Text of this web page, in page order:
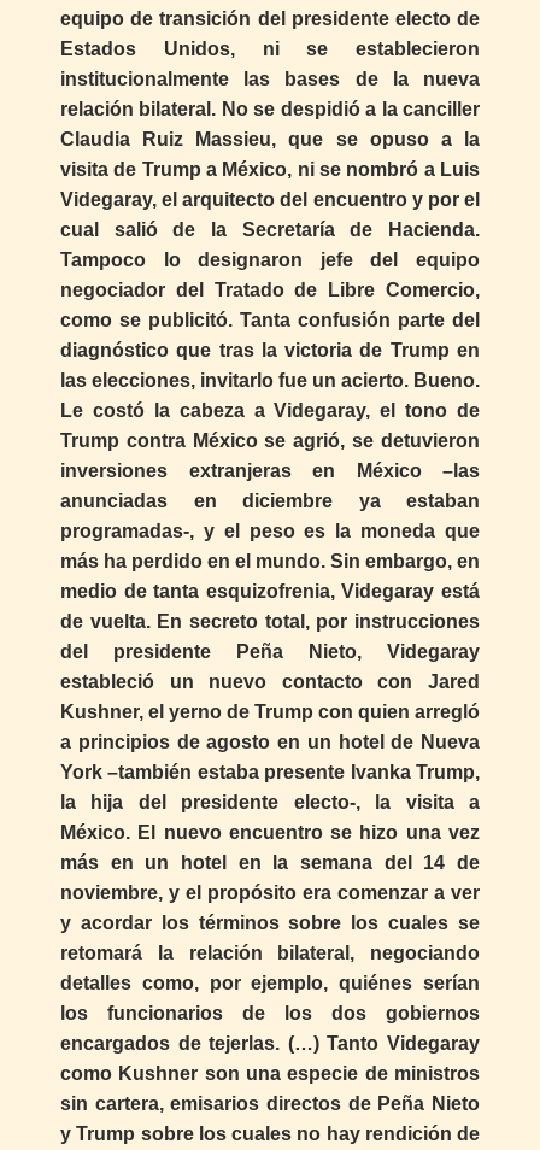
equipo de transición del presidente electo de
Estados Unidos, ni se establecieron
institucionalmente las bases de la nueva
relación bilateral. No se despidió a la canciller
Claudia Ruiz Massieu, que se opuso a la
visita de Trump a México, ni se nombró a Luis
Videgaray, el arquitecto del encuentro y por el
cual salió de la Secretaría de Hacienda.
Tampoco lo designaron jefe del equipo
negociador del Tratado de Libre Comercio,
como se publicitó. Tanta confusión parte del
diagnóstico que tras la victoria de Trump en
las elecciones, invitarlo fue un acierto. Bueno.
Le costó la cabeza a Videgaray, el tono de
Trump contra México se agrió, se detuvieron
inversiones extranjeras en México –las
anunciadas en diciembre ya estaban
programadas-, y el peso es la moneda que
más ha perdido en el mundo. Sin embargo, en
medio de tanta esquizofrenia, Videgaray está
de vuelta. En secreto total, por instrucciones
del presidente Peña Nieto, Videgaray
estableció un nuevo contacto con Jared
Kushner, el yerno de Trump con quien arregló
a principios de agosto en un hotel de Nueva
York –también estaba presente Ivanka Trump,
la hija del presidente electo-, la visita a
México. El nuevo encuentro se hizo una vez
más en un hotel en la semana del 14 de
noviembre, y el propósito era comenzar a ver
y acordar los términos sobre los cuales se
retomará la relación bilateral, negociando
detalles como, por ejemplo, quiénes serían
los funcionarios de los dos gobiernos
encargados de tejerlas. (…) Tanto Videgaray
como Kushner son una especie de ministros
sin cartera, emisarios directos de Peña Nieto
y Trump sobre los cuales no hay rendición de